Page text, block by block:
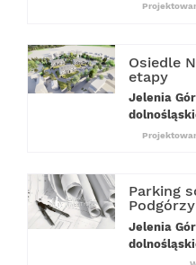
Osiedle
etapy
Jelenia
Parking
Jelenia